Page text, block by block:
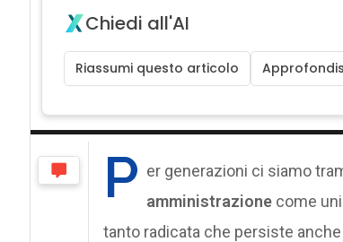
Chiedi all'AI
Riassumi questo articolo
P er generazioni ci siamo
amministrazionecome
tanto radicata che persiste